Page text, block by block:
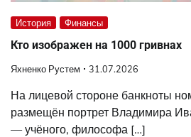
История Финансы
Кто изображен на 1000 гривнах
Яхненко Рустем 31.07.2026
На лицевой стороне банкноты
размещён портрет Владимира
— учёного, философа […]